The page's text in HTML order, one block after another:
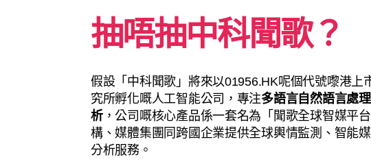
抽唔抽中科聞歌？
假設「中科聞歌」將來以01956.HK呢個代號嚟港上
究所孵化嘅人工智能公司，專注多語言自然語言處
析，公司嘅核心產品係一套名為「聞歌全球智媒平
構、媒體集團同跨國企業提供全球輿情監測、智能
分析服務。